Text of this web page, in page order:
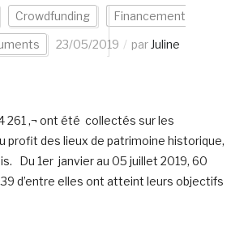
Crowdfunding Financement
23/05/2019 par Juline
261 ‚¬ ont été collectés sur les
profit des lieux de patrimoine historique,
Du 1er janvier au 05 juillet 2019, 60
d’entre elles ont atteint leurs objectifs